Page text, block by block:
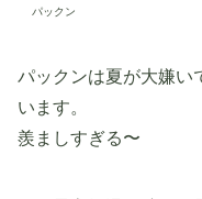
パックン
パックンは夏が大嫌い
います。
羨ましすぎる〜